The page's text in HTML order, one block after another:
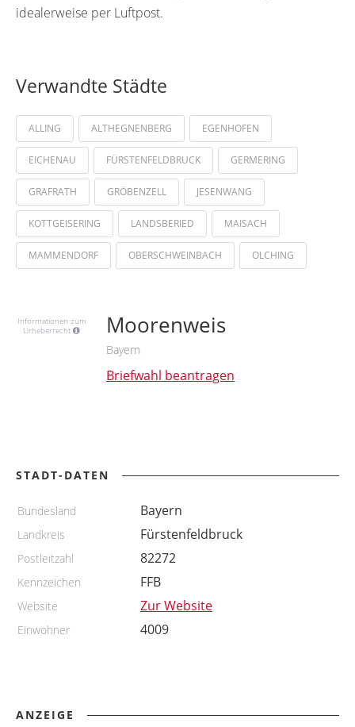
idealerweise per Luftpost.
Verwandte Städte
ALLING ALTHEGNENBERG EGENHOFEN
EICHENAU FÜRSTENFELDBRUCK GERMERING
GRAFRATH GRÖBENZELL JESENWANG
KOTTGEISERING LANDSBERIED MAISACH
MAMMENDORF OBERSCHWEINBACH OLCHING
Informationen zum
Urheberrecht
Moorenweis
Bayern
Briefwahl beantragen
STADT-DATEN
Bundesland Bayern
Landkreis Fürstenfeldbruck
Postleitzahl 82272
Kennzeichen FFB
Website Zur Website
Einwohner 4009
ANZEIGE